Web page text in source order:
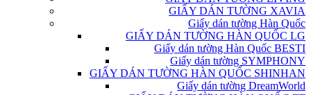
GIẤY DÁN TƯỜNG XAVIA
Giấy dán tường Hàn Quốc
GIẤY DÁN TƯỜNG HÀN QUỐC LG
Giấy dán tường Hàn Quốc BESTI
Giấy dán tường SYMPHONY
GIẤY DÁN TƯỜNG HÀN QUỐC SHINHAN
Giấy dán tường DreamWorld